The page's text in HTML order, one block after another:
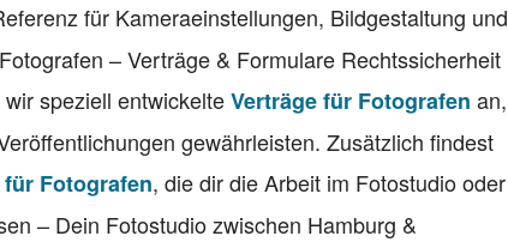
für Kameraeinstellungen, Bildgestaltung und
– Verträge & Formulare Rechtssicherheit
speziell entwickelteVerträge für Fotografen an,
gewährleisten. Zusätzlich findest
Fotografen, die dir die Arbeit im Fotostudio oder
– Dein Fotostudio zwischen Hamburg &